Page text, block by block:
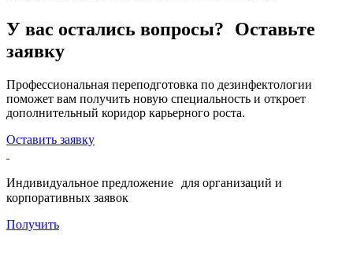
У вас остались вопросы? Оставьте
заявку
Профессиональная переподготовка по дезинфектологии
поможет вам получить новую специальность и откроет
дополнительный коридор карьерного роста.
Оставить заявку
Индивидуальное предложение для организаций и
корпоративных заявок
Получить